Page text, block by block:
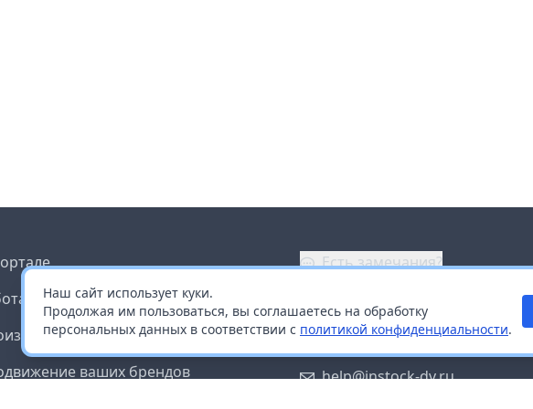
Наш сайт использует куки.
Продолжая им пользоваться, вы соглашаетесь на обработку
персональных данных в соответствии с политикой конфиденциальности.
с платформой
и дистрибьюторам
ваших брендов
Есть замечания?
Заказать звонок
help@instock-dv.ru